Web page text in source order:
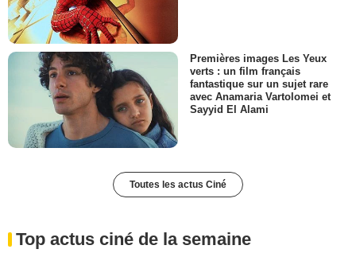
Premières images Les Yeux
verts : un film français
fantastique sur un sujet rare
avec Anamaria Vartolomei et
Sayyid El Alami
Toutes les actus Ciné
Top actus ciné de la semaine